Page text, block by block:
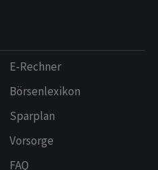
E-Rechner
Börsenlexikon
Sparplan
Vorsorge
FAQ